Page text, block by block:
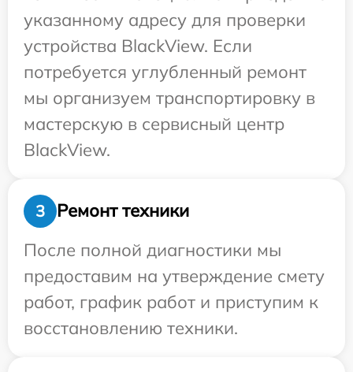
указанному адресу для проверки
устройства BlackView. Если
потребуется углубленный ремонт
мы организуем транспортировку в
мастерскую в сервисный центр
BlackView.
3
Ремонт техники
После полной диагностики мы
предоставим на утверждение смету
работ, график работ и приступим к
восстановлению техники.